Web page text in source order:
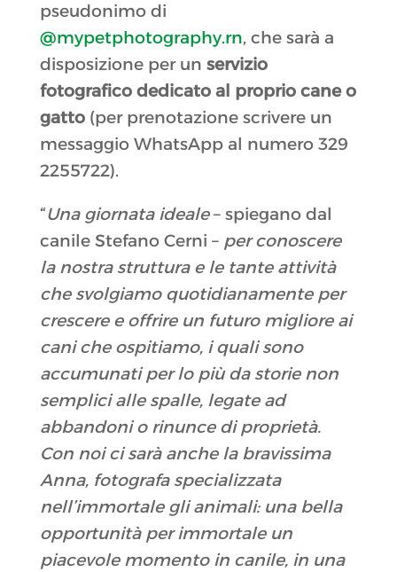
pseudonimo di
@mypetphotography.rn, che sarà a
disposizione per un servizio
fotografico dedicato al proprio cane o
gatto(per prenotazione scrivere un
messaggio WhatsApp al numero 329
2255722).
“Una giornata ideale– spiegano dal
canile Stefano Cerni – per conoscere
la nostra struttura e le tante attività
che svolgiamo quotidianamente per
crescere e offrire un futuro migliore ai
cani che ospitiamo, i quali sono
accumunati per lo più da storie non
semplici alle spalle, legate ad
abbandoni o rinunce di proprietà.
Con noi ci sarà anche la bravissima
Anna, fotografa specializzata
nell’immortale gli animali: una bella
opportunità per immortale un
piacevole momento in canile, in una